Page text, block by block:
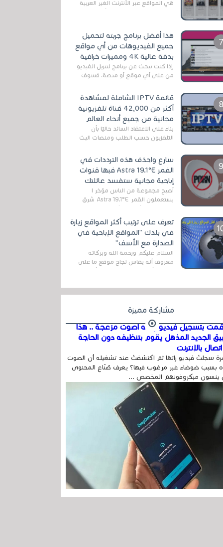
هي المواقع عبر الأنترنت الغير العربية
التي تقدم خدمة تحميل الأفلام على
هذا أفضل برنامج جربته لتحميل
جميع الفيديوهات من أي مواقع
بدقة عالية 4K ومميزات خرافية
إذا كنت تبحث عن برنامج لتنزيل الفيديو
من على أي موقع أو منصة، فسوف
الخاصة بالبرامج والتطبيقات في هذا
المج...
قائمة IPTV الشاملة لمشاهدة
أكثر من 42,000 قناة تلفزيونية
مجانية من جميع أنحاء العالم
بناءً على الاعتقاد السائد حاليًا بأن
التلفزيون حسب الطلب ومنصات البث
سارع واحذف هذه الترددات في
القمر Astra 19.1°E فبها قنوات
إباحية مجانية ستفسد عائلتك
أصبح مجموعة من الناس مؤخر ا
يستعملون القمر Astra 19.1°E شرق
قنوات مميزة جدا تنقل العديد من البرامج
اله...
تعرف على ترتيب أكثر المواقع زيارة
في بلدك "المواقع الإباحية في
الصدارة مع الأسف"
السلام عليكم ورحمة الله وبركاته
معروف أنه يقاس نجاح موقع ما على
في...
مشاركة مميزة
بتسجيل فيديو وفيه أصوت مزعجة .. هذا
الجديد المذهل يقوم بتنظيفه دون الحاجة
بالإنترنت
سجلتَ فيديو رائعًا ثم اكتشفتَ عند تشغيله أن الصوت
بسبب ضوضاء غير مرغوب فيها؟ يعرف صُنّاع المحتوى
ينسون ميكروفونهم المخصص ...